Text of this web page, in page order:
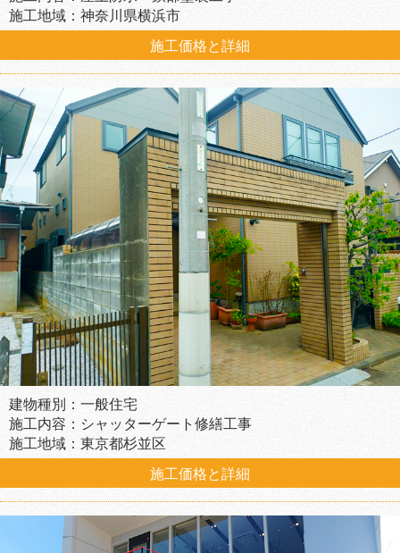
施工地域：神奈川県横浜市
施工価格と詳細
建物種別：一般住宅
施工内容：シャッターゲート修繕工事
施工地域：東京都杉並区
施工価格と詳細